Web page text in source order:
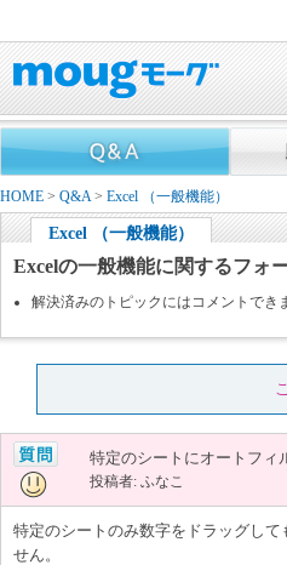
HOME > Q&A> Excel （一般機能）
Excel （一般機能）
Excelの一般機能に関するフォ
解決済みのトピックにはコメントでき
特定のシートにオートフィ
投稿者: ふなこ
特定のシートのみ数字をドラッグし
せん。